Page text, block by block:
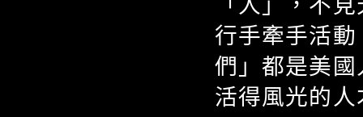
行手牽手活
們」都是美
活得風光的